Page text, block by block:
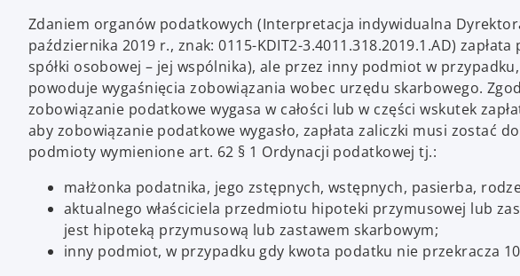
Zdaniem organów podatkowych (Interpretacja indywidualna
października 2019 r., znak: 0115-KDIT2-3.4011.318.2019.1.AD)
spółki osobowej – jej wspólnika), ale przez inny podmiot w
powoduje wygaśnięcia zobowiązania wobec urzędu skarbowego.
zobowiązanie podatkowe wygasa w całości lub w części wskutek
aby zobowiązanie podatkowe wygasło, zapłata zaliczki musi zostać
podmioty wymienione art. 62 § 1 Ordynacji podatkowej tj.:
małżonka podatnika, jego zstępnych, wstępnych, pasierba,
aktualnego właściciela przedmiotu hipoteki przymusowej lub
jest hipoteką przymusową lub zastawem skarbowym;
inny podmiot, w przypadku gdy kwota podatku nie przekracza